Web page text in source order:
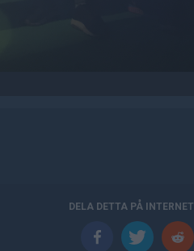
DELA DETTA PÅ INTERNET